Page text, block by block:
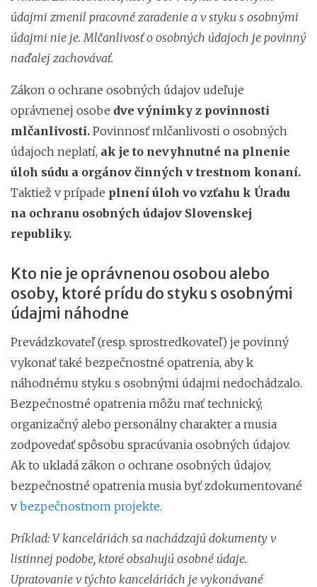
údajmi zmenil pracovné zaradenie a v styku s osobnými
údajmi nie je. Mlčanlivosť o osobných údajoch je povinný
naďalej zachovávať.
Zákon o ochrane osobných údajov udeľuje
oprávnenej osobe dve výnimky z povinnosti
mlčanlivosti. Povinnosť mlčanlivosti o osobných
údajoch neplatí, ak je to nevyhnutné na plnenie
úloh súdu a orgánov činných v trestnom konaní.
Taktiež v prípade plnení úloh vo vzťahu k Úradu
na ochranu osobných údajov Slovenskej
republiky.
Kto nie je oprávnenou osobou alebo
osoby, ktoré prídu do styku s osobnými
údajmi náhodne
Prevádzkovateľ (resp. sprostredkovateľ) je povinný
vykonať také bezpečnostné opatrenia, aby k
náhodnému styku s osobnými údajmi nedochádzalo.
Bezpečnostné opatrenia môžu mať technický,
organizačný alebo personálny charakter a musia
zodpovedať spôsobu spracúvania osobných údajov.
Ak to ukladá zákon o ochrane osobných údajov,
bezpečnostné opatrenia musia byť zdokumentované
v bezpečnostnom projekte.
Príklad: V kanceláriách sa nachádzajú dokumenty v
listinnej podobe, ktoré obsahujú osobné údaje.
Upratovanie v týchto kanceláriách je vykonávané